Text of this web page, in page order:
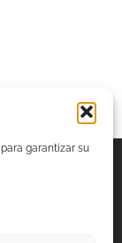
para garantizar su